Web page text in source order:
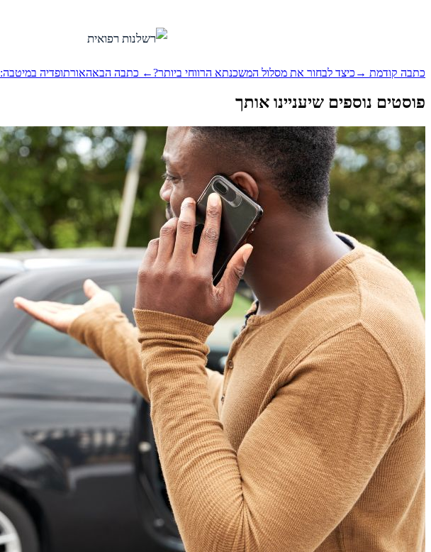
כתבה קודמת → כיצד לבחור את מסלול המשכנתא הרווחי ביותר?← כתבה הבאהאורתופדיה במיטבה: 5 דברים שכדאי לבדוק לפני שאתה בוחר רופא אורתופד מנתח
פוסטים נוספים שיעניינו אותך